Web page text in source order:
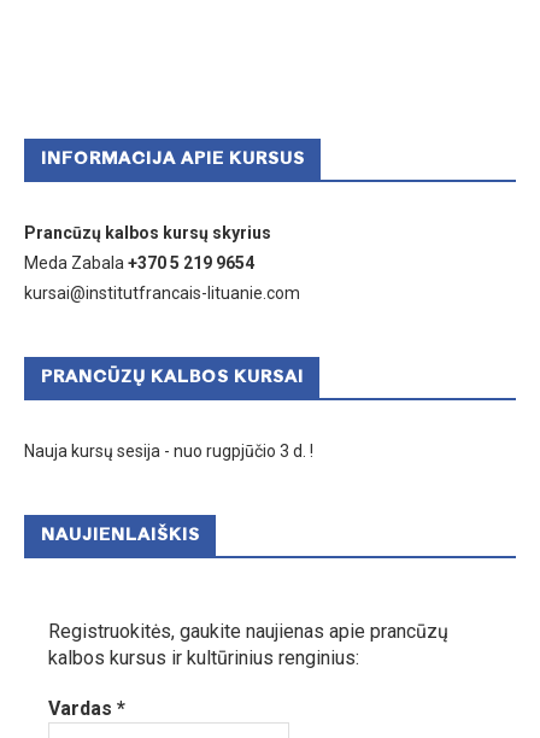
INFORMACIJA APIE KURSUS
Prancūzų kalbos kursų skyrius
Meda Zabala +370 5 219 9654
kursai@institutfrancais-lituanie.com
PRANCŪZŲ KALBOS KURSAI
Nauja kursų sesija - nuo rugpjūčio 3 d. !
NAUJIENLAIŠKIS
Registruokitės, gaukite naujienas apie prancūzų
kalbos kursus ir kultūrinius renginius:
Vardas *